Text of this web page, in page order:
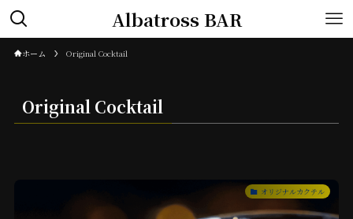
Albatross BAR
ホーム Original Cocktail
Original Cocktail
オリジナルカクテル